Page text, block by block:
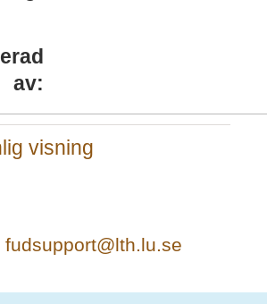
av:
visning
fudsupport@lth.lu.se